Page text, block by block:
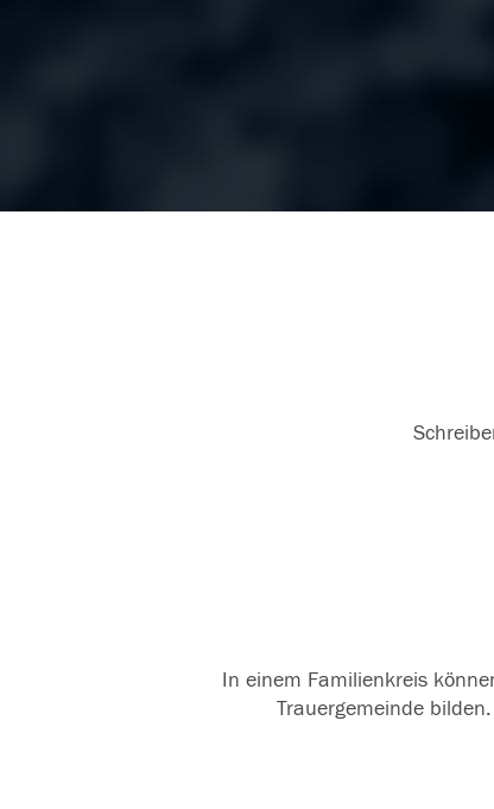
In einem Familienkreis
Trauergemeinde